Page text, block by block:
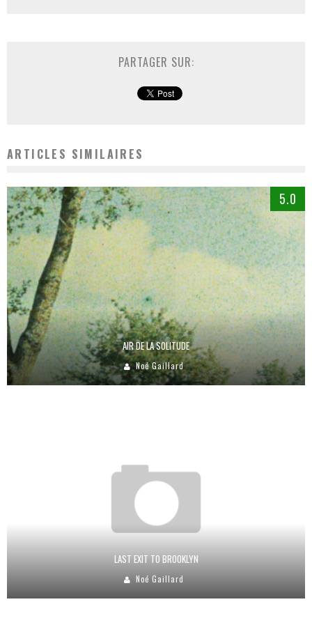
PARTAGER SUR:
ARTICLES SIMILAIRES
5.0
AIR DE LA SOLITUDE
Noé Gaillard
LAST EXIT TO BROOKLYN
Noé Gaillard